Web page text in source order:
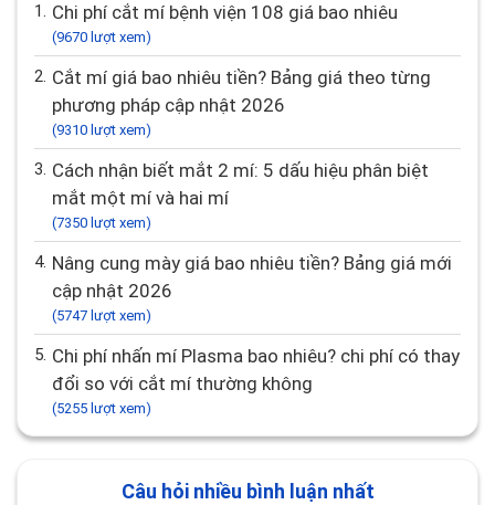
1. Chi phí cắt mí bệnh viện 108 giá bao nhiêu
(9670 lượt xem)
2. Cắt mí giá bao nhiêu tiền? Bảng giá theo từng
phương pháp cập nhật 2026
(9310 lượt xem)
3. Cách nhận biết mắt 2 mí: 5 dấu hiệu phân biệt
mắt một mí và hai mí
(7350 lượt xem)
4. Nâng cung mày giá bao nhiêu tiền? Bảng giá mới
cập nhật 2026
(5747 lượt xem)
5. Chi phí nhấn mí Plasma bao nhiêu? chi phí có thay
đổi so với cắt mí thường không
(5255 lượt xem)
Câu hỏi nhiều bình luận nhất